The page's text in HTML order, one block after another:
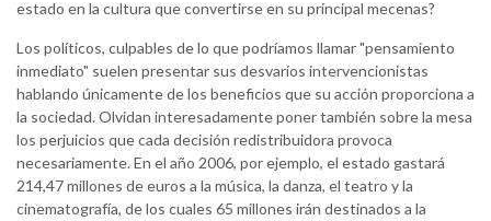
estado en la cultura que convertirse en su principal mecenas?
Los políticos, culpables de lo que podríamos llamar "pensamiento
inmediato" suelen presentar sus desvaríos intervencionistas
hablando únicamente de los beneficios que su acción proporciona a
la sociedad. Olvidan interesadamente poner también sobre la mesa
los perjuicios que cada decisión redistribuidora provoca
necesariamente. En el año 2006, por ejemplo, el estado gastará
214,47 millones de euros a la música, la danza, el teatro y la
cinematografía, de los cuales 65 millones irán destinados a la